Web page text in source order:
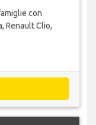
con
Renault Clio,